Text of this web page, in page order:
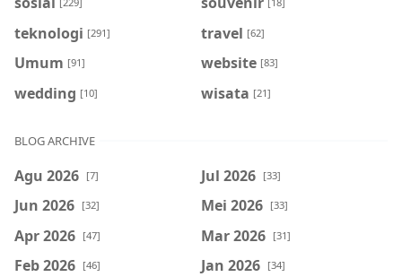
teknologi [291] travel [62]
Umum [91] website [83]
wedding [10] wisata [21]
BLOG ARCHIVE
Agu 2026 [7] Jul 2026 [33]
Jun 2026 [32] Mei 2026 [33]
Apr 2026 [47] Mar 2026 [31]
Feb 2026 [46] Jan 2026 [34]